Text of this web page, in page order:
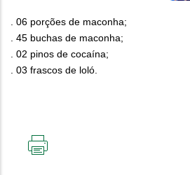
. 06 porções de maconha;
. 45 buchas de maconha;
. 02 pinos de cocaína;
. 03 frascos de loló.